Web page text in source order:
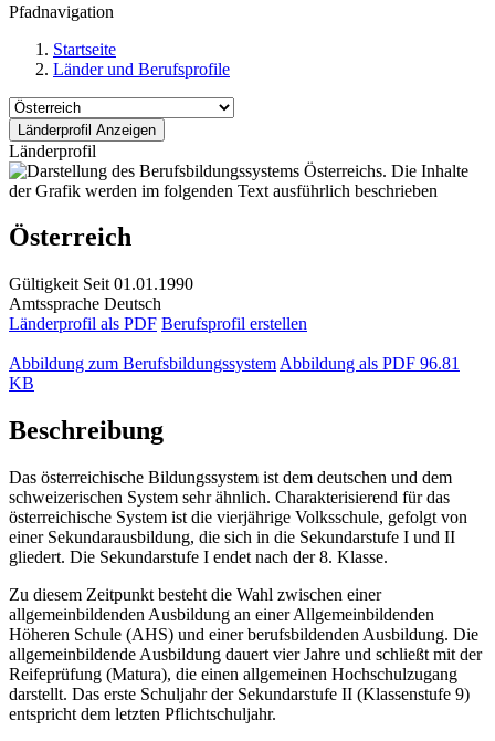
Pfadnavigation
Startseite
Länder und Berufsprofile
Länderprofil
Österreich
Gültigkeit Seit 01.01.1990
Amtssprache Deutsch
Länderprofil als PDF Berufsprofil erstellen
Abbildung zum Berufsbildungssystem Abbildung als PDF 96.81
KB
Beschreibung
Das österreichische Bildungssystem ist dem deutschen und dem
schweizerischen System sehr ähnlich. Charakterisierend für das
österreichische System ist die vierjährige Volksschule, gefolgt von
einer Sekundarausbildung, die sich in die Sekundarstufe I und II
gliedert. Die Sekundarstufe I endet nach der 8. Klasse.
Zu diesem Zeitpunkt besteht die Wahl zwischen einer
allgemeinbildenden Ausbildung an einer Allgemeinbildenden
Höheren Schule (AHS) und einer berufsbildenden Ausbildung. Die
allgemeinbildende Ausbildung dauert vier Jahre und schließt mit der
Reifeprüfung (Matura), die einen allgemeinen Hochschulzugang
darstellt. Das erste Schuljahr der Sekundarstufe II (Klassenstufe 9)
entspricht dem letzten Pflichtschuljahr.